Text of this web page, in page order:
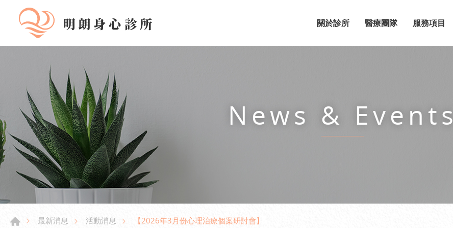
關於診所 醫療團隊 服務項目
News & Events
最新消息 活動消息 【2026年3月份心理治療個案研討會】